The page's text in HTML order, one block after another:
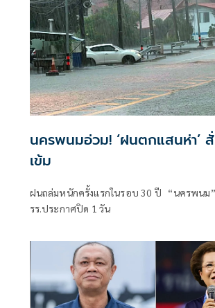
นครพนมอ่วม! ‘ฝนตกแสนห่า’ สั่ง14จว.ใต้
เข้ม
ฝนถล่มหนักครั้งแรกในรอบ 30 ปี “นครพนม
รร.ประกาศปิด 1 วัน